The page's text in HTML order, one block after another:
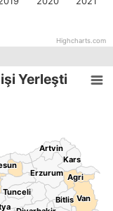
Highcharts.com
Yerleşti
Agri
Agri
Van
Van
Kars
Kars
Artvin
Artvin
Erzurum
Erzurum
Tunceli
Tunceli
Bitlis
Bitlis